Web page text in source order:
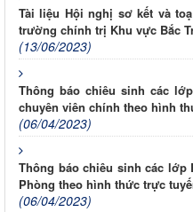
Tài liệu Hội nghị sơ kết và
trường chính trị Khu vực Bắc
(13/06/2023)
Thông báo chiêu sinh các
chuyên viên chính theo hình
(06/04/2023)
Thông báo chiêu sinh các
Phòng theo hình thức trực
(06/04/2023)